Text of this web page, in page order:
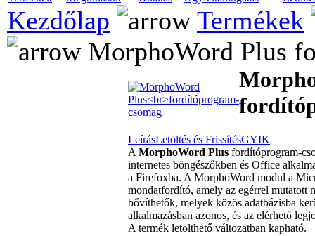
Kezdőlap
Termékek
MorphoWord Plus
LeírásLetöltés és FrissítésGYIK
A MorphoWord Plus fordítóprogram-
internetes böngészőkben és Office
a Firefoxba. A MorphoWord modul a
mondatfordító, amely az egérrel mutatott
bővíthetők, melyek közös adatbázisba
alkalmazásban azonos, és az elérhető
A termék letölthető változatban kapható.